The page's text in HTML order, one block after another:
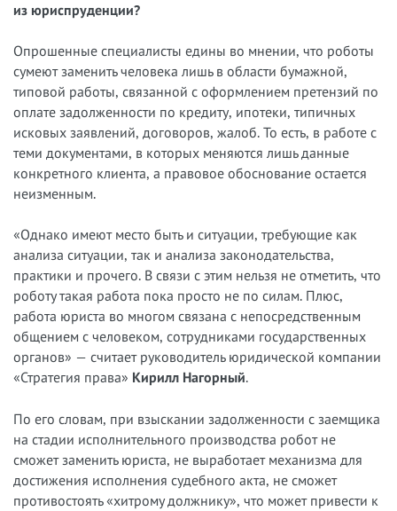
из юриспруденции?
Опрошенные специалисты едины во мнении, что роботы
сумеют заменить человека лишь в области бумажной,
типовой работы, связанной с оформлением претензий по
оплате задолженности по кредиту, ипотеки, типичных
исковых заявлений, договоров, жалоб. То есть, в работе с
теми документами, в которых меняются лишь данные
конкретного клиента, а правовое обоснование остается
неизменным.
«Однако имеют место быть и ситуации, требующие как
анализа ситуации, так и анализа законодательства,
практики и прочего. В связи с этим нельзя не отметить, что
роботу такая работа пока просто не по силам. Плюс,
работа юриста во многом связана с непосредственным
общением с человеком, сотрудниками государственных
органов» — считает руководитель юридической компании
«Стратегия права» Кирилл Нагорный.
По его словам, при взыскании задолженности с заемщика
на стадии исполнительного производства робот не
сможет заменить юриста, не выработает механизма для
достижения исполнения судебного акта, не сможет
противостоять «хитрому должнику», что может привести к